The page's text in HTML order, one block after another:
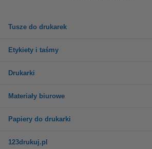
Tusze do drukarek
Etykiety i taśmy
Drukarki
Materiały biurowe
Papiery do drukarki
123drukuj.pl